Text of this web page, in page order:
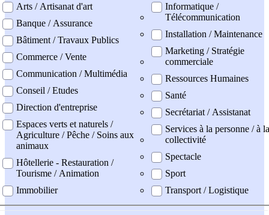
Arts / Artisanat d'art
Banque / Assurance
Bâtiment / Travaux Publics
Commerce / Vente
Communication / Multimédia
Conseil / Etudes
Direction d'entreprise
Espaces verts et naturels /
Agriculture / Pêche / Soins aux
animaux
Hôtellerie - Restauration /
Tourisme / Animation
Immobilier
Informatique /
Télécommunication
Installation / Maintenance
Marketing / Stratégie
commerciale
Ressources Humaines
Santé
Secrétariat / Assistanat
Services à la personne / à la
collectivité
Spectacle
Sport
Transport / Logistique